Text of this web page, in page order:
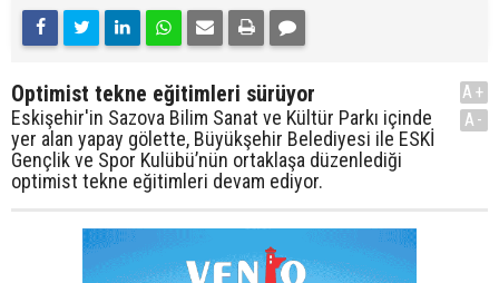
Optimist tekne eğitimleri sürüyor
Eskişehir'in Sazova Bilim Sanat ve Kültür Parkı içinde
yer alan yapay gölette, Büyükşehir Belediyesi ile ESKİ
Gençlik ve Spor Kulübü’nün ortaklaşa düzenlediği
optimist tekne eğitimleri devam ediyor.
A+
A-